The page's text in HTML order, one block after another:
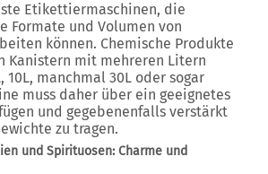
Etikettiermaschinen, die
Formate und Volumen von
können. Chemische Produkte
Kanistern mit mehreren Litern
10L, manchmal 30L oder sogar
muss daher über ein geeignetes
und gegebenenfalls verstärkt
zu tragen.
und Spirituosen: Charme und